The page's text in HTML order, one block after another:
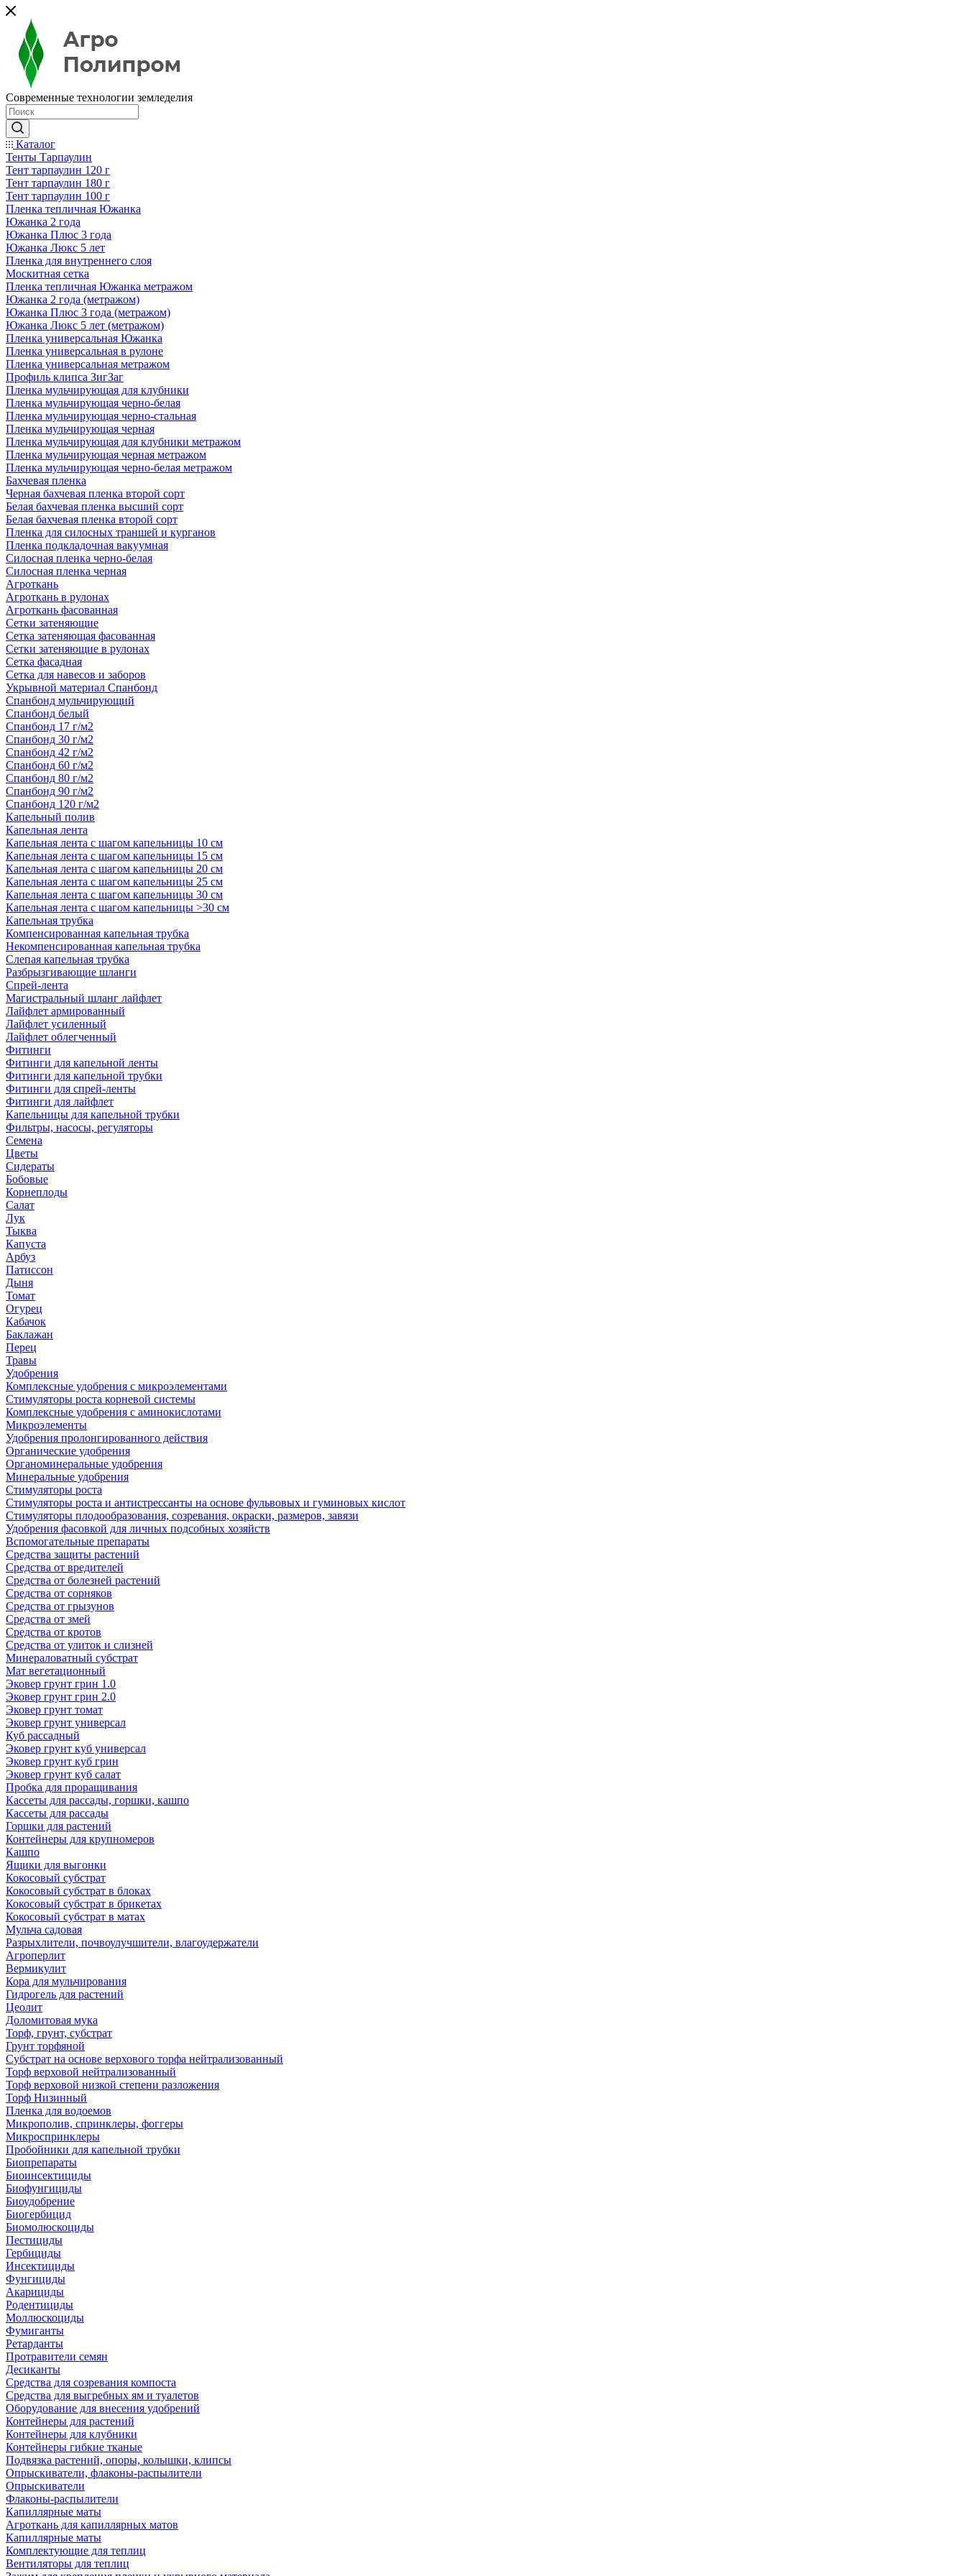
Современные технологии земледелия
Каталог
Тенты Тарпаулин
Тент тарпаулин 120 г
Тент тарпаулин 180 г
Тент тарпаулин 100 г
Пленка тепличная Южанка
Южанка 2 года
Южанка Плюс 3 года
Южанка Люкс 5 лет
Пленка для внутреннего слоя
Москитная сетка
Пленка тепличная Южанка метражом
Южанка 2 года (метражом)
Южанка Плюс 3 года (метражом)
Южанка Люкс 5 лет (метражом)
Пленка универсальная Южанка
Пленка универсальная в рулоне
Пленка универсальная метражом
Профиль клипса ЗигЗаг
Пленка мульчирующая для клубники
Пленка мульчирующая черно-белая
Пленка мульчирующая черно-стальная
Пленка мульчирующая черная
Пленка мульчирующая для клубники метражом
Пленка мульчирующая черная метражом
Пленка мульчирующая черно-белая метражом
Бахчевая пленка
Черная бахчевая пленка второй сорт
Белая бахчевая пленка высший сорт
Белая бахчевая пленка второй сорт
Пленка для силосных траншей и курганов
Пленка подкладочная вакуумная
Силосная пленка черно-белая
Силосная пленка черная
Агроткань
Агроткань в рулонах
Агроткань фасованная
Сетки затеняющие
Сетка затеняющая фасованная
Сетки затеняющие в рулонах
Сетка фасадная
Сетка для навесов и заборов
Укрывной материал Спанбонд
Спанбонд мульчирующий
Спанбонд белый
Спанбонд 17 г/м2
Спанбонд 30 г/м2
Спанбонд 42 г/м2
Спанбонд 60 г/м2
Спанбонд 80 г/м2
Спанбонд 90 г/м2
Спанбонд 120 г/м2
Капельный полив
Капельная лента
Капельная лента с шагом капельницы 10 см
Капельная лента с шагом капельницы 15 см
Капельная лента с шагом капельницы 20 см
Капельная лента с шагом капельницы 25 см
Капельная лента с шагом капельницы 30 см
Капельная лента с шагом капельницы >30 см
Капельная трубка
Компенсированная капельная трубка
Некомпенсированная капельная трубка
Слепая капельная трубка
Разбрызгивающие шланги
Спрей-лента
Магистральный шланг лайфлет
Лайфлет армированный
Лайфлет усиленный
Лайфлет облегченный
Фитинги
Фитинги для капельной ленты
Фитинги для капельной трубки
Фитинги для спрей-ленты
Фитинги для лайфлет
Капельницы для капельной трубки
Фильтры, насосы, регуляторы
Семена
Цветы
Сидераты
Бобовые
Корнеплоды
Салат
Лук
Тыква
Капуста
Арбуз
Патиссон
Дыня
Томат
Огурец
Кабачок
Баклажан
Перец
Травы
Удобрения
Комплексные удобрения с микроэлементами
Стимуляторы роста корневой системы
Комплексные удобрения с аминокислотами
Микроэлементы
Удобрения пролонгированного действия
Органические удобрения
Органоминеральные удобрения
Минеральные удобрения
Стимуляторы роста
Стимуляторы роста и антистрессанты на основе фульвовых и гуминовых кислот
Стимуляторы плодообразования, созревания, окраски, размеров, завязи
Удобрения фасовкой для личных подсобных хозяйств
Вспомогательные препараты
Средства защиты растений
Средства от вредителей
Средства от болезней растений
Средства от сорняков
Средства от грызунов
Средства от змей
Средства от кротов
Средства от улиток и слизней
Минераловатный субстрат
Мат вегетационный
Эковер грунт грин 1.0
Эковер грунт грин 2.0
Эковер грунт томат
Эковер грунт универсал
Куб рассадный
Эковер грунт куб универсал
Эковер грунт куб грин
Эковер грунт куб салат
Пробка для проращивания
Кассеты для рассады, горшки, кашпо
Кассеты для рассады
Горшки для растений
Контейнеры для крупномеров
Кашпо
Ящики для выгонки
Кокосовый субстрат
Кокосовый субстрат в блоках
Кокосовый субстрат в брикетах
Кокосовый субстрат в матах
Мульча садовая
Разрыхлители, почвоулучшители, влагоудержатели
Агроперлит
Вермикулит
Кора для мульчирования
Гидрогель для растений
Цеолит
Доломитовая мука
Торф, грунт, субстрат
Грунт торфяной
Субстрат на основе верхового торфа нейтрализованный
Торф верховой нейтрализованный
Торф верховой низкой степени разложения
Торф Низинный
Пленка для водоемов
Микрополив, спринклеры, фоггеры
Микроспринклеры
Пробойники для капельной трубки
Биопрепараты
Биоинсектициды
Биофунгициды
Биоудобрение
Биогербицид
Биомолюскоциды
Пестициды
Гербициды
Инсектициды
Фунгициды
Акарициды
Родентициды
Моллюскоциды
Фумиганты
Ретарданты
Протравители семян
Десиканты
Средства для созревания компоста
Средства для выгребных ям и туалетов
Оборудование для внесения удобрений
Контейнеры для растений
Контейнеры для клубники
Контейнеры гибкие тканые
Подвязка растений, опоры, колышки, клипсы
Опрыскиватели, флаконы-распылители
Опрыскиватели
Флаконы-распылители
Капиллярные маты
Агроткань для капиллярных матов
Капиллярные маты
Комплектующие для теплиц
Вентиляторы для теплиц